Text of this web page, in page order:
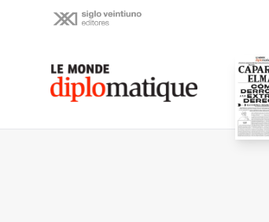
Le monde diplomatique